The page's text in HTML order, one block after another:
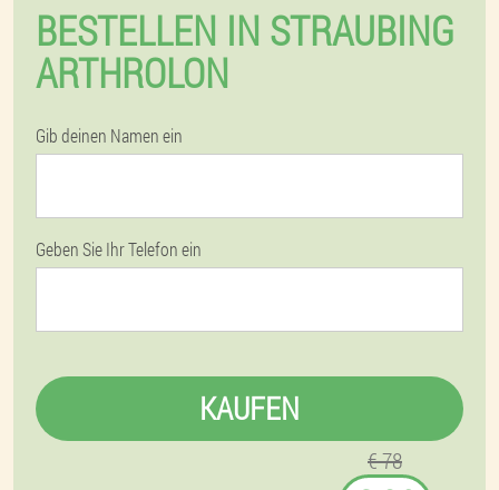
BESTELLEN IN STRAUBING
ARTHROLON
Gib deinen Namen ein
Geben Sie Ihr Telefon ein
KAUFEN
€ 78